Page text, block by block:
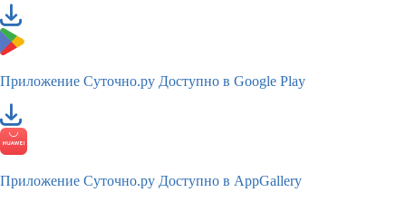
Приложение Суточно.ру Доступно в Google Play
Приложение Суточно.ру Доступно в AppGallery